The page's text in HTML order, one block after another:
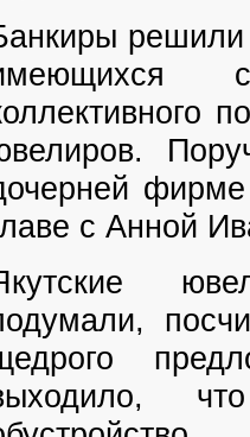
с Анной